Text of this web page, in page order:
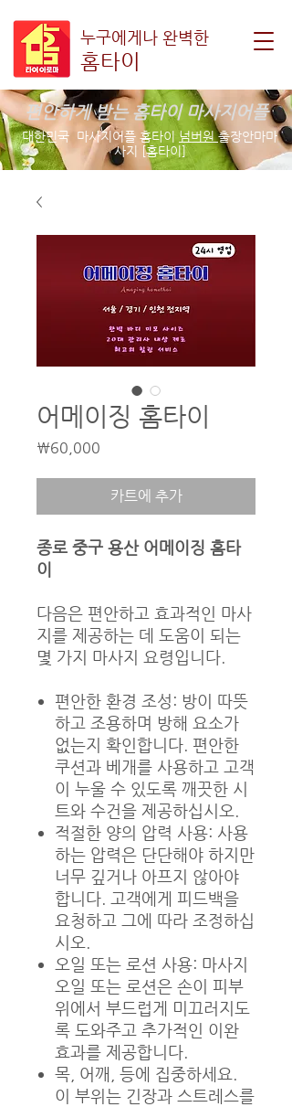
누구에게나 완벽한
홈타이
편안하게 받는 홈타이 마사지어플
대한민국 마사지어플 홈타이 넘버원출장안마마
사지 [홈타이]
어메이징 홈타이
₩60,000
카트에 추가
종로 중구 용산 어메이징 홈타
이
다음은 편안하고 효과적인 마사
지를 제공하는 데 도움이 되는
몇 가지 마사지 요령입니다.
편안한 환경 조성: 방이 따뜻
하고 조용하며 방해 요소가
없는지 확인합니다. 편안한
쿠션과 베개를 사용하고 고객
이 누울 수 있도록 깨끗한 ​​시
트와 수건을 제공하십시오.
적절한 양의 압력 사용: 사용
하는 압력은 단단해야 하지만
너무 깊거나 아프지 않아야
합니다. 고객에게 피드백을
요청하고 그에 따라 조정하십
시오.
오일 또는 로션 사용: 마사지
오일 또는 로션은 손이 피부
위에서 부드럽게 미끄러지도
록 도와주고 추가적인 이완
효과를 제공합니다.
목, 어깨, 등에 집중하세요.
이 부위는 긴장과 스트레스를